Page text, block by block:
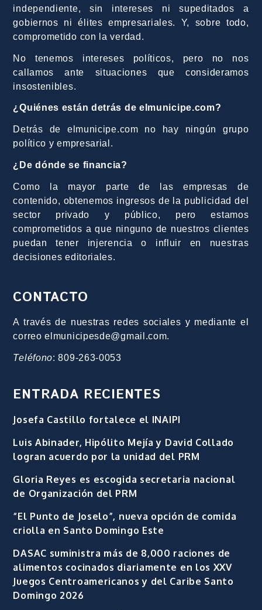
independiente, sin intereses ni supeditados a
gobiernos ni élites empresariales. Y, sobre todo,
comprometido con la verdad.
No tenemos intereses políticos, pero no nos
callamos ante situaciones que consideramos
insostenibles.
¿Quiénes están detrás de elmunicipe.com?
Detrás de elmunicipe.com no hay ningún grupo
político y empresarial.
¿De dónde se financia?
Como la mayor parte de las empresas de
contenido, obtenemos ingresos de la publicidad del
sector privado y público, pero estamos
comprometidos a que ninguno de nuestros clientes
puedan tener injerencia o influir en nuestras
decisiones editoriales.
CONTACTO
A través de nuestras redes sociales y mediante el
correo elmunicipesde@gmail.com.
Teléfono: 809-263-0053
ENTRADA RECIENTES
Josefa Castillo fortalece el INAIPI
Luis Abinader, Hipólito Mejía y David Collado
logran acuerdo por la unidad del PRM
Gloria Reyes es escogida secretaria nacional
de Organización del PRM
“El Punto de Joselo”, nueva opción de comida
criolla en Santo Domingo Este
DASAC suministra más de 8,000 raciones de
alimentos cocinados diariamente en los XXV
Juegos Centroamericanos y del Caribe Santo
Domingo 2026